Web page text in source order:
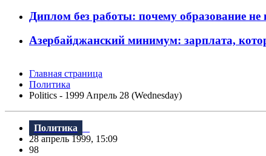
Диплом без работы: почему образование не
Азербайджанский минимум: зарплата,
Главная страница
Политика
Politics - 1999 Aпрель 28 (Wednesday)
Политика
28 апрель 1999, 15:09
98